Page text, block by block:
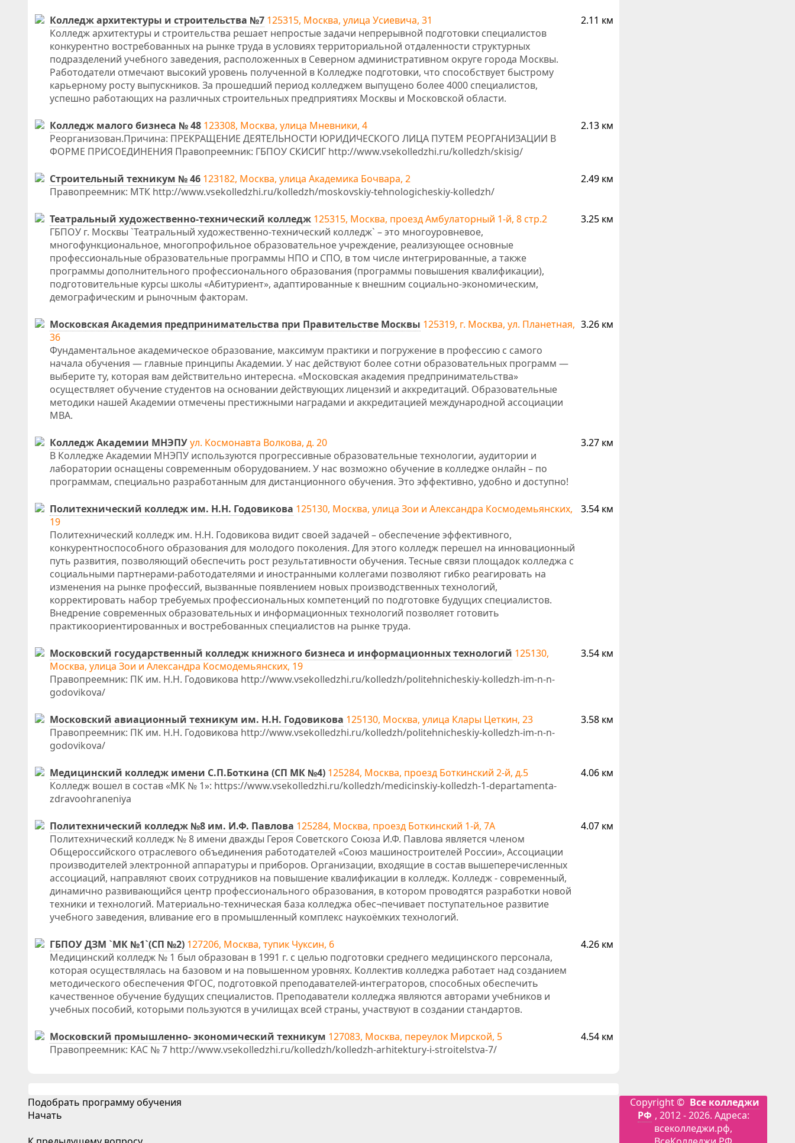
Колледж архитектуры и строительства №7 125315, Москва, улица Усиевича, 31
Колледж архитектуры и строительства решает непростые задачи непрерывной подготовки специалистов
конкурентно востребованных на рынке труда в условиях территориальной отдаленности структурных
подразделений учебного заведения, расположенных в Северном административном округе города Москвы.
Работодатели отмечают высокий уровень полученной в Колледже подготовки, что способствует быстрому
карьерному росту выпускников. За прошедший период колледжем выпущено более 4000 специалистов,
успешно работающих на различных строительных предприятиях Москвы и Московской области.
2.11 км
Колледж малого бизнеса № 48 123308, Москва, улица Мневники, 4
Реорганизован.Причина: ПРЕКРАЩЕНИЕ ДЕЯТЕЛЬНОСТИ ЮРИДИЧЕСКОГО ЛИЦА ПУТЕМ РЕОРГАНИЗАЦИИ В
ФОРМЕ ПРИСОЕДИНЕНИЯ Правопреемник: ГБПОУ СКИСИГ http://www.vsekolledzhi.ru/kolledzh/skisig/
2.13 км
Строительный техникум № 46 123182, Москва, улица Академика Бочвара, 2
Правопреемник: МТК http://www.vsekolledzhi.ru/kolledzh/moskovskiy-tehnologicheskiy-kolledzh/
2.49 км
Театральный художественно-технический колледж 125315, Москва, проезд Амбулаторный 1-й, 8 стр.2
ГБПОУ г. Москвы `Театральный художественно-технический колледж` – это многоуровневое,
многофункциональное, многопрофильное образовательное учреждение, реализующее основные
профессиональные образовательные программы НПО и СПО, в том числе интегрированные, а также
программы дополнительного профессионального образования (программы повышения квалификации),
подготовительные курсы школы «Абитуриент», адаптированные к внешним социально-экономическим,
демографическим и рыночным факторам.
3.25 км
Московская Академия предпринимательства при Правительстве Москвы 125319, г. Москва, ул. Планетная,
36
Фундаментальное академическое образование, максимум практики и погружение в профессию с самого
начала обучения — главные принципы Академии. У нас действуют более сотни образовательных программ —
выберите ту, которая вам действительно интересна. «Московская академия предпринимательства»
осуществляет обучение студентов на основании действующих лицензий и аккредитаций. Образовательные
методики нашей Академии отмечены престижными наградами и аккредитацией международной ассоциации
MBA.
3.26 км
Колледж Академии МНЭПУул. Космонавта Волкова, д. 20
В Колледже Академии МНЭПУ используются прогрессивные образовательные технологии, аудитории и
лаборатории оснащены современным оборудованием. У нас возможно обучение в колледже онлайн – по
программам, специально разработанным для дистанционного обучения. Это эффективно, удобно и доступно!
3.27 км
Политехнический колледж им. Н.Н. Годовикова 125130, Москва, улица Зои и Александра Космодемьянских,
19
Политехнический колледж им. Н.Н. Годовикова видит своей задачей – обеспечение эффективного,
конкурентноспособного образования для молодого поколения. Для этого колледж перешел на инновационный
путь развития, позволяющий обеспечить рост результативности обучения. Тесные связи площадок колледжа с
социальными партнерами-работодателями и иностранными коллегами позволяют гибко реагировать на
изменения на рынке профессий, вызванные появлением новых производственных технологий,
корректировать набор требуемых профессиональных компетенций по подготовке будущих специалистов.
Внедрение современных образовательных и информационных технологий позволяет готовить
практикоориентированных и востребованных специалистов на рынке труда.
3.54 км
Московский государственный колледж книжного бизнеса и информационных технологий 125130,
Москва, улица Зои и Александра Космодемьянских, 19
Правопреемник: ПК им. Н.Н. Годовикова http://www.vsekolledzhi.ru/kolledzh/politehnicheskiy-kolledzh-im-n-n-
godovikova/
3.54 км
Московский авиационный техникум им. Н.Н. Годовикова 125130, Москва, улица Клары Цеткин, 23
Правопреемник: ПК им. Н.Н. Годовикова http://www.vsekolledzhi.ru/kolledzh/politehnicheskiy-kolledzh-im-n-n-
godovikova/
3.58 км
Медицинский колледж имени С.П.Боткина (СП МК №4) 125284, Москва, проезд Боткинский 2-й, д.5
Колледж вошел в состав «МК № 1»: https://www.vsekolledzhi.ru/kolledzh/medicinskiy-kolledzh-1-departamenta-
zdravoohraneniya
4.06 км
Политехнический колледж №8 им. И.Ф. Павлова 125284, Москва, проезд Боткинский 1-й, 7А
Политехнический колледж № 8 имени дважды Героя Советского Союза И.Ф. Павлова является членом
Общероссийского отраслевого объединения работодателей «Союз машиностроителей России», Ассоциации
производителей электронной аппаратуры и приборов. Организации, входящие в состав вышеперечисленных
ассоциаций, направляют своих сотрудников на повышение квалификации в колледж. Колледж - современный,
динамично развивающийся центр профессионального образования, в котором проводятся разработки новой
техники и технологий. Материально-техническая база колледжа обес¬печивает поступательное развитие
учебного заведения, вливание его в промышленный комплекс наукоёмких технологий.
4.07 км
ГБПОУ ДЗМ `МК №1`(СП №2) 127206, Москва, тупик Чуксин, 6
Медицинский колледж № 1 был образован в 1991 г. с целью подготовки среднего медицинского персонала,
которая осуществлялась на базовом и на повышенном уровнях. Коллектив колледжа работает над созданием
методического обеспечения ФГОС, подготовкой преподавателей-интеграторов, способных обеспечить
качественное обучение будущих специалистов. Преподаватели колледжа являются авторами учебников и
учебных пособий, которыми пользуются в училищах всей страны, участвуют в создании стандартов.
4.26 км
Московский промышленно- экономический техникум 127083, Москва, переулок Мирской, 5
Правопреемник: КАС № 7 http://www.vsekolledzhi.ru/kolledzh/kolledzh-arhitektury-i-stroitelstva-7/
4.54 км
Подобрать программу обучения
Начать
Copyright © Все колледжи
РФ , 2012 - 2026. Адреса:
всеколледжи.рф,